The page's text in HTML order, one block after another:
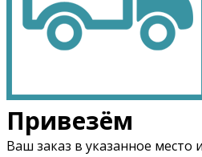
Привезём
Ваш заказ в указанное место